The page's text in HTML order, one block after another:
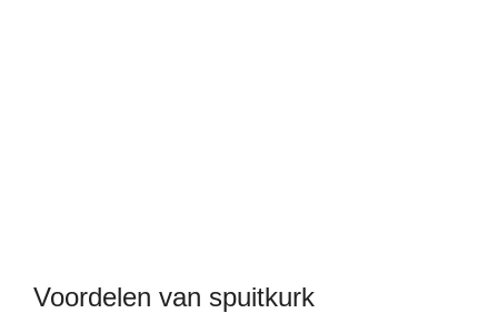
Voordelen van spuitkurk